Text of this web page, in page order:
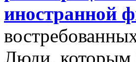
иностранной
Люди, которым